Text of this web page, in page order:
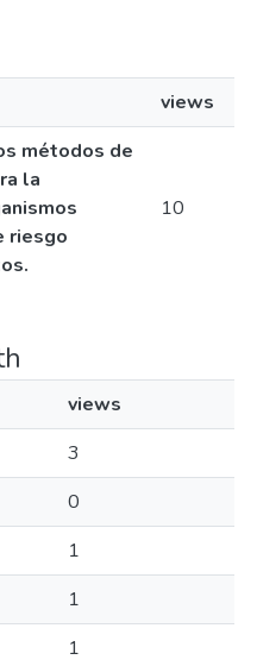
views
métodos de
la
riesgo
10
views
3
0
1
1
1